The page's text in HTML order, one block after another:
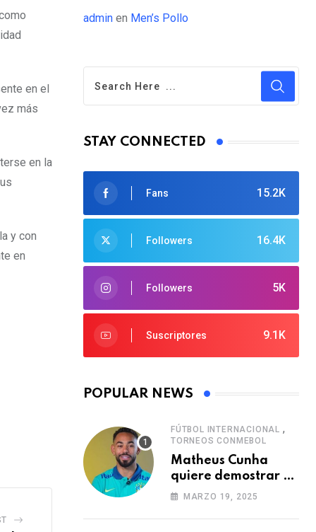
en el
más
en la
y con
en
admin en Men’s Pollo
STAY CONNECTED
15.2K
Fans
16.4K
Followers
5K
Followers
9.1K
Suscriptores
POPULAR NEWS
FÚTBOL INTERNACIONAL ,
TORNEOS CONMEBOL
Matheus Cunha
quiere demostrar el
verdadero nivel de
MARZO 19, 2025